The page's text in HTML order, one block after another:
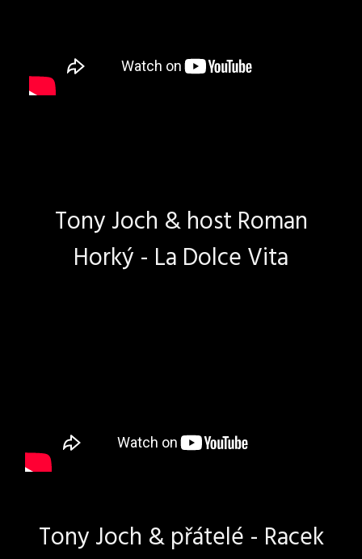
Tony Joch & host Roman
Horký - La Dolce Vita
Tony Joch & přátelé - Racek